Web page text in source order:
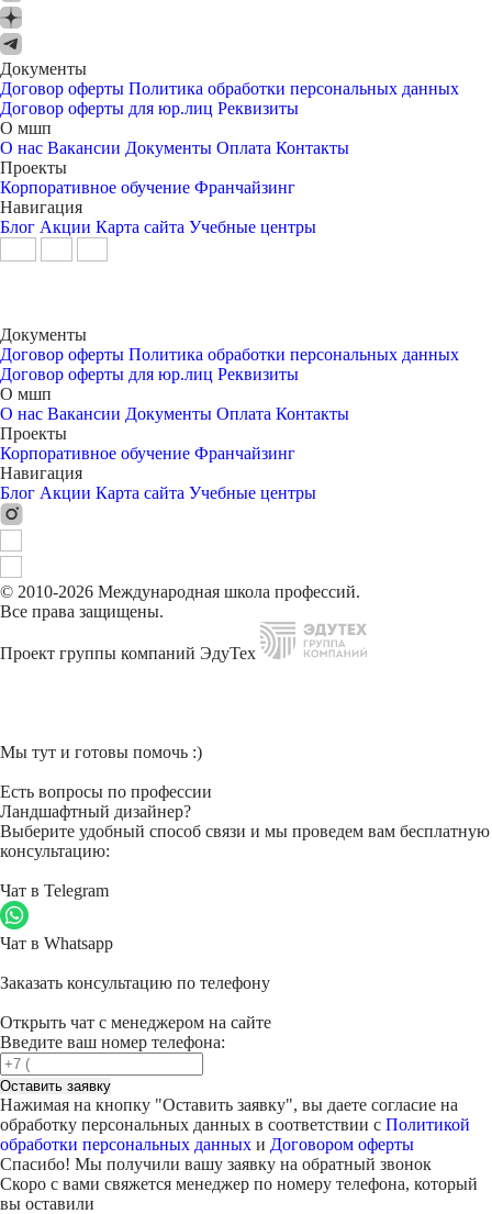
Документы
Договор оферты Политика обработки персональных данных
Договор оферты для юр.лиц Реквизиты
О мшп
О нас Вакансии Документы Оплата Контакты
Проекты
Корпоративное обучение Франчайзинг
Навигация
Блог Акции Карта сайта Учебные центры
Документы
Договор оферты Политика обработки персональных данных
Договор оферты для юр.лиц Реквизиты
О мшп
О нас Вакансии Документы Оплата Контакты
Проекты
Корпоративное обучение Франчайзинг
Навигация
Блог Акции Карта сайта Учебные центры
© 2010-2026 Международная школа профессий.
Все права защищены.
Проект группы компаний ЭдуТех
Мы тут и готовы помочь :)
Есть вопросы по профессии
Ландшафтный дизайнер?
Выберите удобный способ связи и мы проведем вам бесплатную
консультацию:
Чат в Telegram
Чат в Whatsapp
Заказать консультацию по телефону
Открыть чат с менеджером на сайте
Введите ваш номер телефона:
Оставить заявку
Нажимая на кнопку "Оставить заявку", вы даете согласие на
обработку персональных данных в соответствии с Политикой
обработки персональных данных и Договором оферты
Спасибо! Мы получили вашу заявку на обратный звонок
Скоро с вами свяжется менеджер по номеру телефона, который
вы оставили